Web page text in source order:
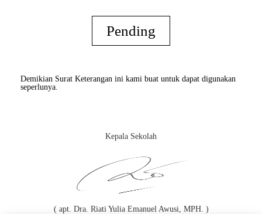
Pending
Demikian Surat Keterangan ini kami buat untuk dapat digunakan
seperlunya.
Kepala Sekolah
( apt. Dra. Riati Yulia Emanuel Awusi, MPH. )